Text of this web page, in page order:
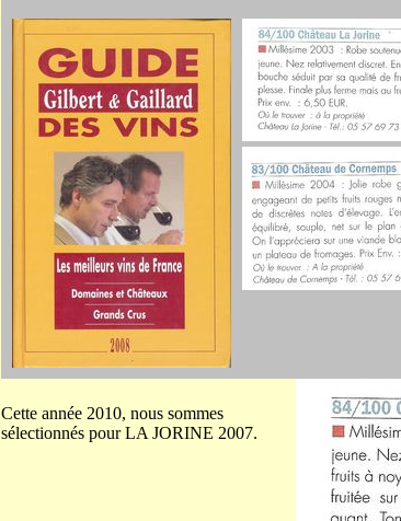
Cette année 2010, nous sommes
sélectionnés pour LA JORINE 2007.